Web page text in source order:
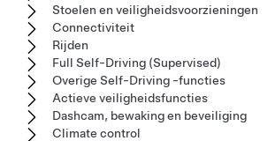
Stoelen en veiligheidsvoorzieningen
Connectiviteit
Rijden
Full Self-Driving (Supervised)
Overige Self-Driving -functies
Actieve veiligheidsfuncties
Dashcam, bewaking en beveiliging
Climate control